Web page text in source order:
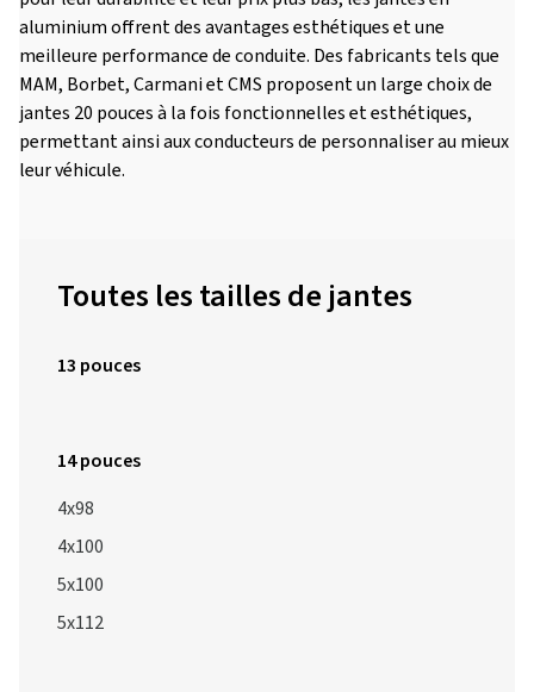
aluminium offrent des avantages esthétiques et une
meilleure performance de conduite. Des fabricants tels que
MAM, Borbet, Carmani et CMS proposent un large choix de
jantes 20 pouces à la fois fonctionnelles et esthétiques,
permettant ainsi aux conducteurs de personnaliser au mieux
leur véhicule.
Toutes les tailles de jantes
13 pouces
14 pouces
4x98
4x100
5x100
5x112